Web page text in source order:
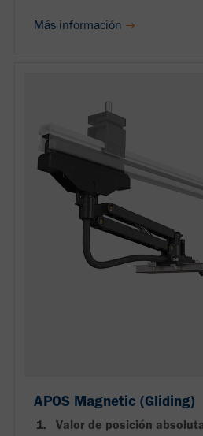
Más información
APOS Magnetic (Gliding)
Valor de posición